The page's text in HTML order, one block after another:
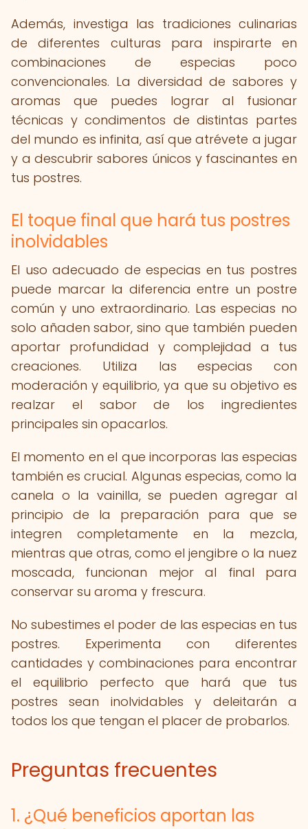
Además, investiga las tradiciones culinarias
de diferentes culturas para inspirarte en
combinaciones de especias poco
convencionales. La diversidad de sabores y
aromas que puedes lograr al fusionar
técnicas y condimentos de distintas partes
del mundo es infinita, así que atrévete a jugar
y a descubrir sabores únicos y fascinantes en
tus postres.
El toque final que hará tus postres
inolvidables
El uso adecuado de especias en tus postres
puede marcar la diferencia entre un postre
común y uno extraordinario. Las especias no
solo añaden sabor, sino que también pueden
aportar profundidad y complejidad a tus
creaciones. Utiliza las especias con
moderación y equilibrio, ya que su objetivo es
realzar el sabor de los ingredientes
principales sin opacarlos.
El momento en el que incorporas las especias
también es crucial. Algunas especias, como la
canela o la vainilla, se pueden agregar al
principio de la preparación para que se
integren completamente en la mezcla,
mientras que otras, como el jengibre o la nuez
moscada, funcionan mejor al final para
conservar su aroma y frescura.
No subestimes el poder de las especias en tus
postres. Experimenta con diferentes
cantidades y combinaciones para encontrar
el equilibrio perfecto que hará que tus
postres sean inolvidables y deleitarán a
todos los que tengan el placer de probarlos.
Preguntas frecuentes
1. ¿Qué beneficios aportan las